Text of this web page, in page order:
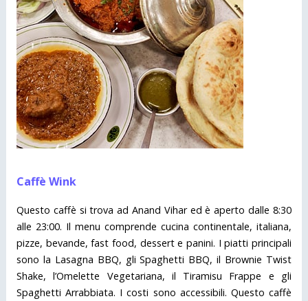
Caffè Wink
Questo caffè si trova ad Anand Vihar ed è aperto dalle 8:30
alle 23:00. Il menu comprende cucina continentale, italiana,
pizze, bevande, fast food, dessert e panini. I piatti principali
sono la Lasagna BBQ, gli Spaghetti BBQ, il Brownie Twist
Shake, l’Omelette Vegetariana, il Tiramisu Frappe e gli
Spaghetti Arrabbiata. I costi sono accessibili. Questo caffè